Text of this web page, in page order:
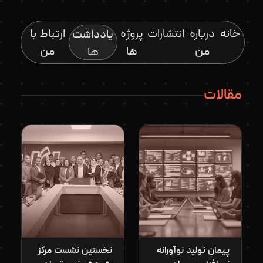
خانه درباره
من
انتشارات پروژه
ها
یادداشت
ها
ارتباط با
من
مقالات
پیمان تولید نوآورانه
نخستین نشست مرکز